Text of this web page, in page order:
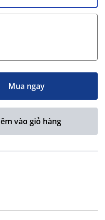
Mua ngay
vào giỏ hàng